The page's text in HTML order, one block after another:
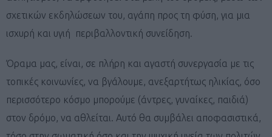
σχετικών εκδηλώσεων του, αγάπη προς τη φύση, για μια
ισχυρή και υγιή περιβαλλοντική συνείδηση.
Όραμα μας, είναι, σε πλήρη και αγαστή συνεργασία με τις
τοπικές κοινωνίες, να βγάλουμε, ανεξαρτήτως ηλικίας, όσο
περισσότερο κόσμο μπορούμε (άντρες, γυναίκες, παιδιά)
στον δρόμο, να αθλείται. Αυτό θα συμβάλει αποφασιστικά,